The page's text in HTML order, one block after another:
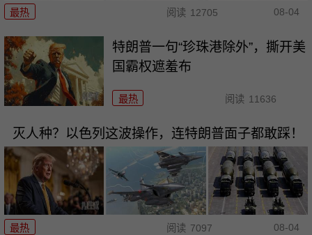
最热 阅读 12705 08-04
特朗普一句“珍珠港除外”，撕开美
国霸权遮羞布
最热 阅读 11636
灭人种？以色列这波操作，连特朗普面子都敢踩！
最热 阅读 7097 08-04